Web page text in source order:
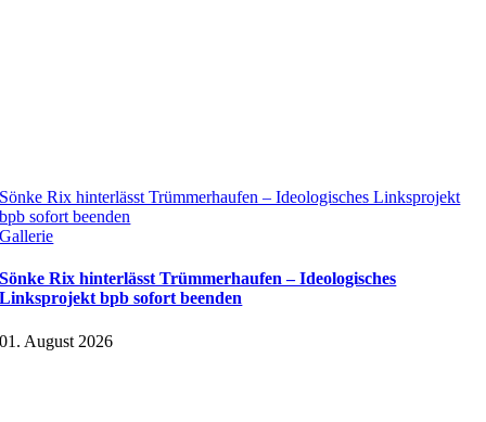
Sönke Rix hinterlässt Trümmerhaufen – Ideologisches Linksprojekt
bpb sofort beenden
Gallerie
Sönke Rix hinterlässt Trümmerhaufen – Ideologisches
Linksprojekt bpb sofort beenden
01. August 2026